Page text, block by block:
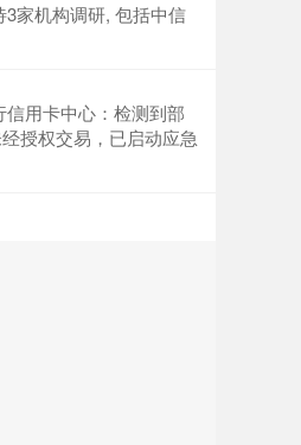
家机构调研, 包括中信
用卡中心：检测到部
授权交易，已启动应急